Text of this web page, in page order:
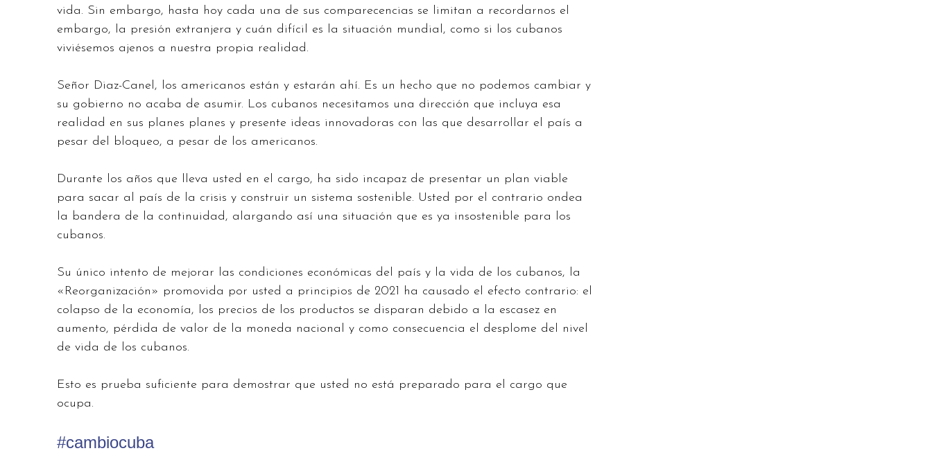
vida. Sin embargo, hasta hoy cada una de sus comparecencias se limitan a recordarnos el
embargo, la presión extranjera y cuán difícil es la situación mundial, como si los cubanos
viviésemos ajenos a nuestra propia realidad.
Señor Diaz-Canel, los americanos están y estarán ahí. Es un hecho que no podemos cambiar y
su gobierno no acaba de asumir. Los cubanos necesitamos una dirección que incluya esa
realidad en sus planes planes y presente ideas innovadoras con las que desarrollar el país a
pesar del bloqueo, a pesar de los americanos.
Durante los años que lleva usted en el cargo, ha sido incapaz de presentar un plan viable
para sacar al país de la crisis y construir un sistema sostenible. Usted por el contrario ondea
la bandera de la continuidad, alargando así una situación que es ya insostenible para los
cubanos.
Su único intento de mejorar las condiciones económicas del país y la vida de los cubanos, la
«Reorganización» promovida por usted a principios de 2021 ha causado el efecto contrario: el
colapso de la economía, los precios de los productos se disparan debido a la escasez en
aumento, pérdida de valor de la moneda nacional y como consecuencia el desplome del nivel
de vida de los cubanos.
Esto es prueba suficiente para demostrar que usted no está preparado para el cargo que
ocupa.
#cambiocuba